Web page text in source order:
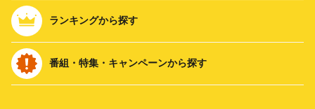
ランキングから探す
番組・特集・キャンペーンから探す